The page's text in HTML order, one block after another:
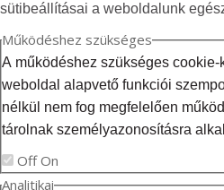
sütibeállításai a weboldalunk
Működéshez szükséges
A működéshez szükséges
weboldal alapvető funkciói
nélkül nem fog megfelelően
tárolnak személyazonosításra
Off On
Analitikai